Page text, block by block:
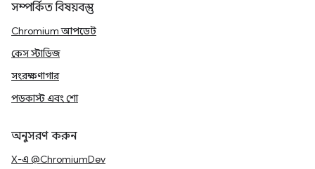
সম্পর্কিত বিষয়বস্তু
Chromium আপডেট
কেস স্টাডিজ
সংরক্ষণাগার
পডকাস্ট এবং শো
অনুসরণ করুন
X-এ @ChromiumDev